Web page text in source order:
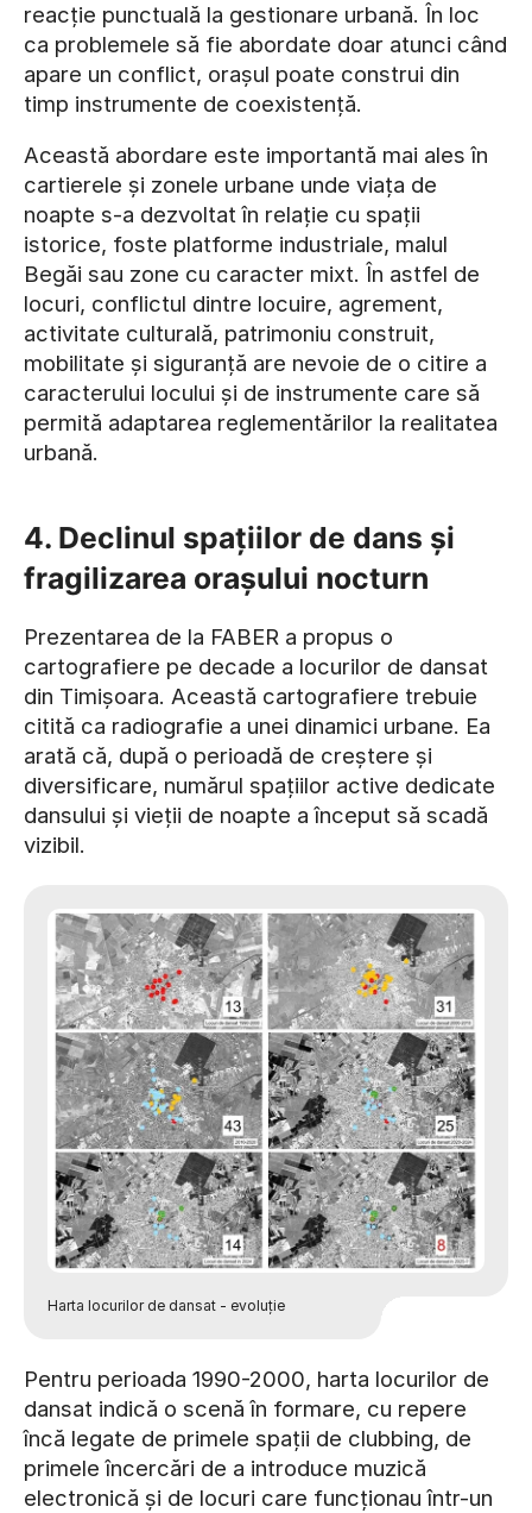
reacție punctuală la gestionare urbană. În loc
ca problemele să fie abordate doar atunci când
apare un conflict, orașul poate construi din
timp instrumente de coexistență.
Această abordare este importantă mai ales în
cartierele și zonele urbane unde viața de
noapte s-a dezvoltat în relație cu spații
istorice, foste platforme industriale, malul
Begăi sau zone cu caracter mixt. În astfel de
locuri, conflictul dintre locuire, agrement,
activitate culturală, patrimoniu construit,
mobilitate și siguranță are nevoie de o citire a
caracterului locului și de instrumente care să
permită adaptarea reglementărilor la realitatea
urbană.
4. Declinul spațiilor de dans și
fragilizarea orașului nocturn
Prezentarea de la FABER a propus o
cartografiere pe decade a locurilor de dansat
din Timișoara. Această cartografiere trebuie
citită ca radiografie a unei dinamici urbane. Ea
arată că, după o perioadă de creștere și
diversificare, numărul spațiilor active dedicate
dansului și vieții de noapte a început să scadă
vizibil.
Harta locurilor de dansat - evoluție
Pentru perioada 1990-2000, harta locurilor de
dansat indică o scenă în formare, cu repere
încă legate de primele spații de clubbing, de
primele încercări de a introduce muzică
electronică și de locuri care funcționau într-un